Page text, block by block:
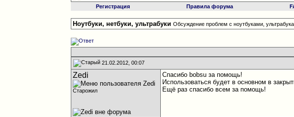
Регистрация Правила форума
Ноутбуки, нетбуки, ультрабуки Обсуждение проблем с ноутбуками,
21.02.2012, 00:07
Zedi
Старожил
Спасибо bobsu за помощь!
Использоваться будет в основном в
Ещё раз спасибо всем за помощь!